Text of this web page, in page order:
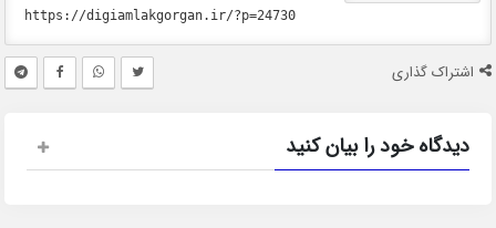
اشتراک گذاری
دیدگاه خود را بیان کنید